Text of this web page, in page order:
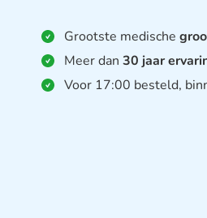
Grootste medische
Meer dan30 jaar
Voor 17:00 besteld,